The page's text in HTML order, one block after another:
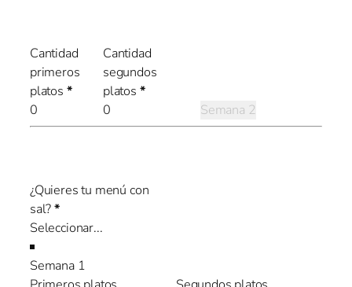
Cantidad
primeros
platos *
Cantidad
segundos
platos *
Semana 2
¿Quieres tu menú con
sal?*
Semana 1